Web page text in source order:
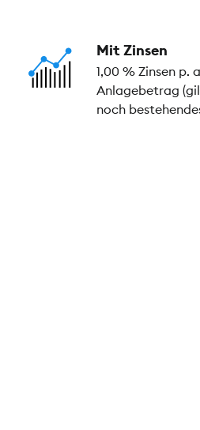
Mit Zinsen
1,00 % Zinsen p.
Anlagebetrag
noch